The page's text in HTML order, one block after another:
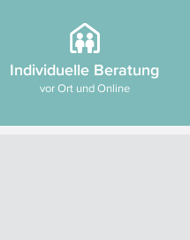
Individuelle Beratung
vor Ort und Online